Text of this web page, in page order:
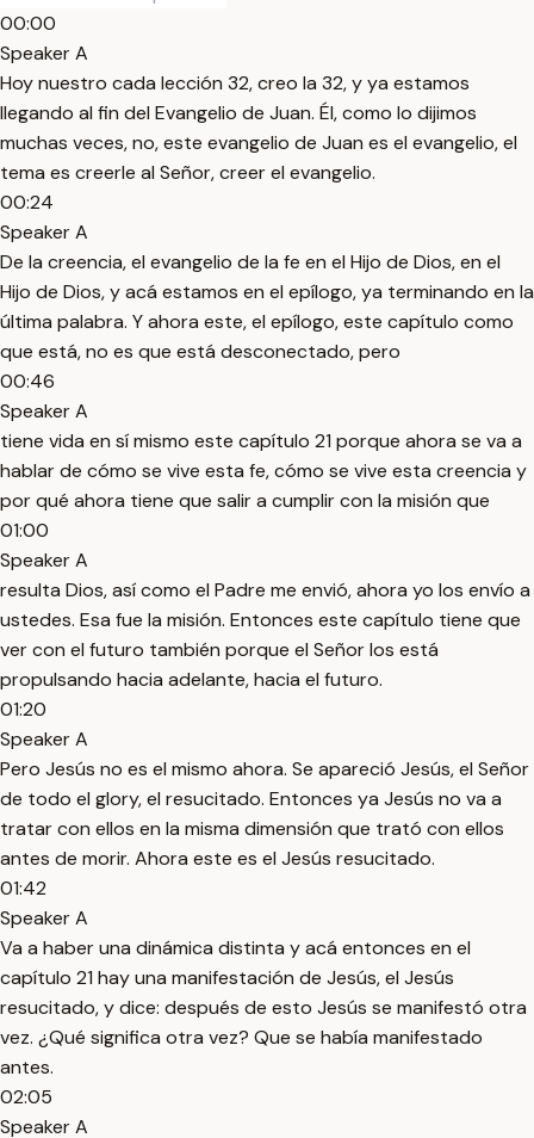
00:00
Speaker A
Hoy nuestro cada lección 32, creo la 32, y ya estamos
llegando al fin del Evangelio de Juan. Él, como lo dijimos
muchas veces, no, este evangelio de Juan es el evangelio, el
tema es creerle al Señor, creer el evangelio.
00:24
Speaker A
De la creencia, el evangelio de la fe en el Hijo de Dios, en el
Hijo de Dios, y acá estamos en el epílogo, ya terminando en la
última palabra. Y ahora este, el epílogo, este capítulo como
que está, no es que está desconectado, pero
00:46
Speaker A
tiene vida en sí mismo este capítulo 21 porque ahora se va a
hablar de cómo se vive esta fe, cómo se vive esta creencia y
por qué ahora tiene que salir a cumplir con la misión que
01:00
Speaker A
resulta Dios, así como el Padre me envió, ahora yo los envío a
ustedes. Esa fue la misión. Entonces este capítulo tiene que
ver con el futuro también porque el Señor los está
propulsando hacia adelante, hacia el futuro.
01:20
Speaker A
Pero Jesús no es el mismo ahora. Se apareció Jesús, el Señor
de todo el glory, el resucitado. Entonces ya Jesús no va a
tratar con ellos en la misma dimensión que trató con ellos
antes de morir. Ahora este es el Jesús resucitado.
01:42
Speaker A
Va a haber una dinámica distinta y acá entonces en el
capítulo 21 hay una manifestación de Jesús, el Jesús
resucitado, y dice: después de esto Jesús se manifestó otra
vez. ¿Qué significa otra vez? Que se había manifestado
antes.
02:05
Speaker A